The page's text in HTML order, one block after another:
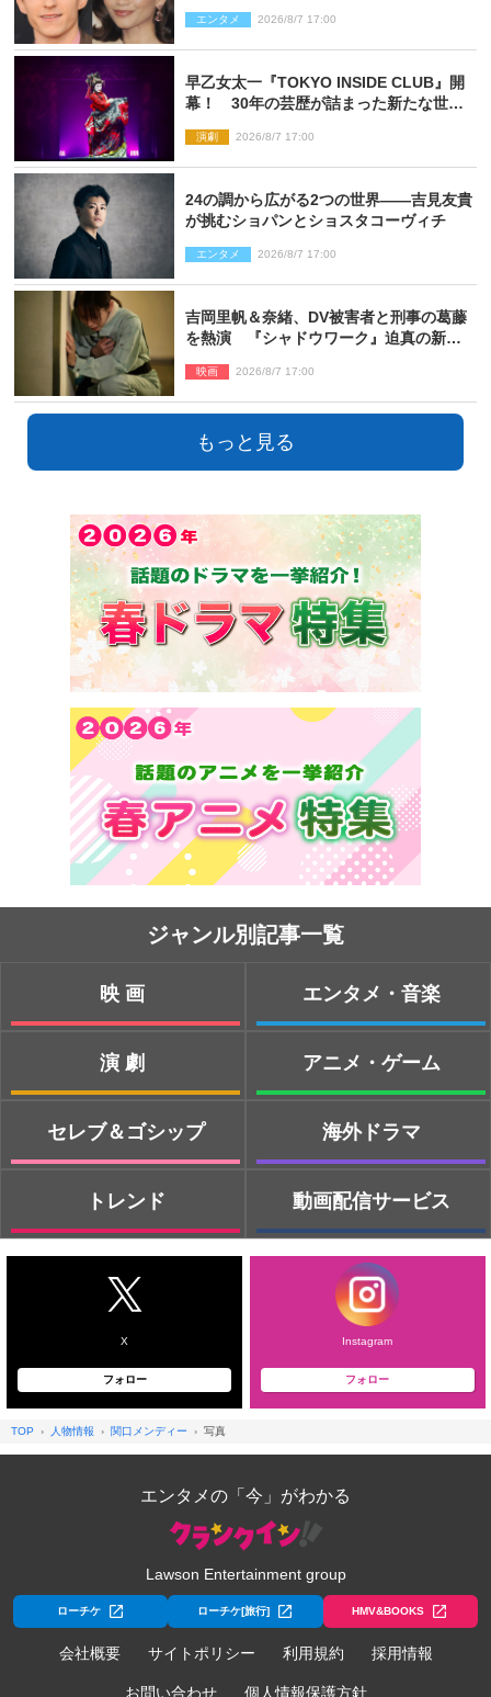
エンタメ 2026/8/7 17:00
早乙女太一『TOKYO INSIDE CLUB』開
幕！ 30年の芸歴が詰まった新たな世界
演劇 2026/8/7 17:00
24の調から広がる2つの世界――吉見友貴
が挑むショパンとショスタコーヴィチ
エンタメ 2026/8/7 17:00
吉岡里帆＆奈緒、DV被害者と刑事の葛藤
を熱演 『シャドウワーク』迫真の新場
映画 2026/8/7 17:00
もっと見る
ジャンル別記事一覧
映画
演劇
セレブ＆ゴシップ
トレンド
エンタメ・音楽
アニメ・ゲーム
海外ドラマ
動画配信サービス
X
フォロー
Instagram
フォロー
TOP 人物情報 関口メンディー 写真
エンタメの「今」がわかる
Lawson Entertainment group
ローチケ ローチケ[旅行] HMV&BOOKS
会社概要 サイトポリシー 利用規約 採用情報
お問い合わせ 個人情報保護方針